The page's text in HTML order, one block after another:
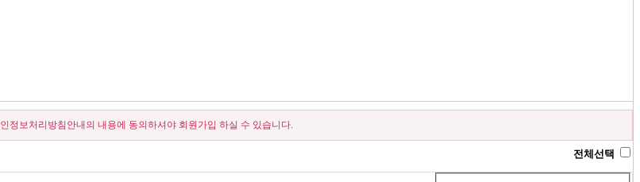
정보처리방침안내의 내용에 동의하셔야 회원가입 하실 수 있습니다.
전체선택